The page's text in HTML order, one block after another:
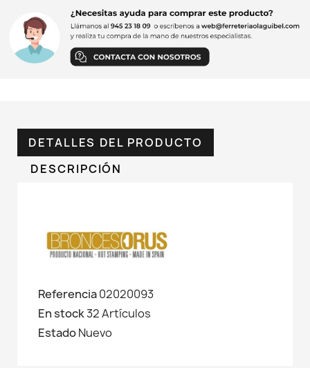
DETALLES DEL PRODUCTO
DESCRIPCIÓN
Referencia02020093
En stock32 Artículos
EstadoNuevo